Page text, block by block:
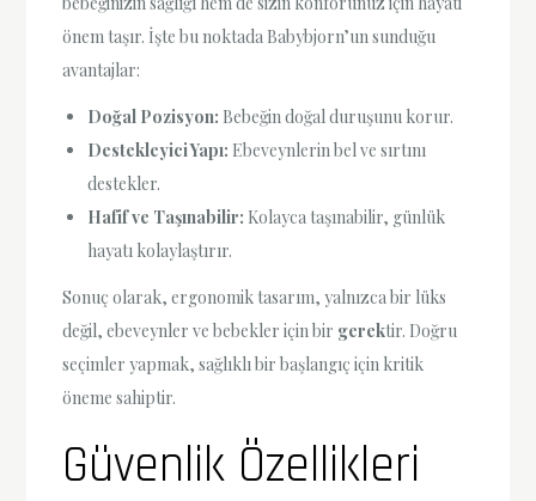
önem taşır. İşte bu noktada Babybjorn’un sunduğu
avantajlar:
Doğal Pozisyon: Bebeğin doğal duruşunu korur.
Destekleyici Yapı: Ebeveynlerin bel ve sırtını
destekler.
Hafif ve Taşınabilir: Kolayca taşınabilir, günlük
hayatı kolaylaştırır.
Sonuç olarak, ergonomik tasarım, yalnızca bir lüks
değil, ebeveynler ve bebekler için bir gerektir. Doğru
seçimler yapmak, sağlıklı bir başlangıç için kritik
öneme sahiptir.
Güvenlik Özellikleri